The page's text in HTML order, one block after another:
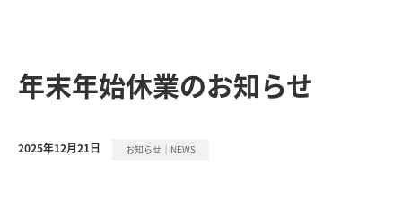
年末年始休業のお知らせ
2025年12月21日 お知らせ｜NEWS